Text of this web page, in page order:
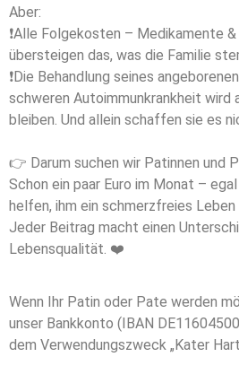
Aber:
❗Alle Folgekosten – Medikamente
übersteigen das, was die Familie
❗Die Behandlung seines
schweren Autoimmunkrankheit wird
bleiben. Und allein schaffen sie es
👉 Darum suchen wir Patinnen und
Schon ein paar Euro im Monat –
helfen, ihm ein schmerzfreies Leben
Jeder Beitrag macht einen
Lebensqualität. ❤
Wenn Ihr Patin oder Pate werden
unser Bankkonto (IBAN
dem Verwendungszweck „Kater